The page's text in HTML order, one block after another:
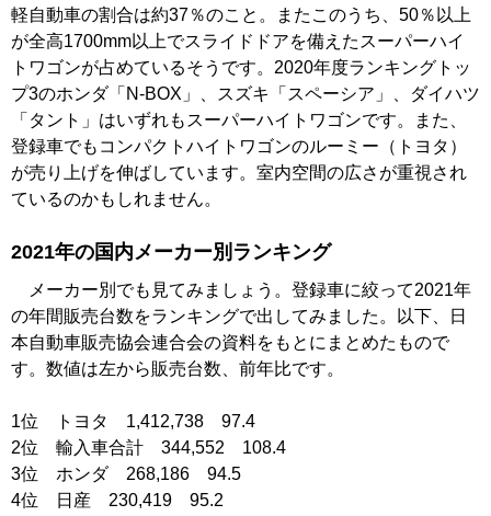
軽自動車の割合は約37％のこと。またこのうち、50％以上
が全高1700mm以上でスライドドアを備えたスーパーハイ
トワゴンが占めているそうです。2020年度ランキングトッ
プ3のホンダ「N-BOX」、スズキ「スペーシア」、ダイハツ
「タント」はいずれもスーパーハイトワゴンです。また、
登録車でもコンパクトハイトワゴンのルーミー（トヨタ）
が売り上げを伸ばしています。室内空間の広さが重視され
ているのかもしれません。
2021年の国内メーカー別ランキング
メーカー別でも見てみましょう。登録車に絞って2021年
の年間販売台数をランキングで出してみました。以下、日
本自動車販売協会連合会の資料をもとにまとめたもので
す。数値は左から販売台数、前年比です。
1位 トヨタ 1,412,738 97.4
2位 輸入車合計 344,552 108.4
3位 ホンダ 268,186 94.5
4位 日産 230,419 95.2